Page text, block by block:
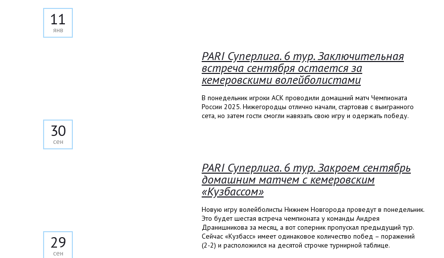
11
янв
30
сен
PARI Суперлига. 6 тур. Заключительная
встреча сентября остается за
кемеровскими волейболистами
В понедельник игроки АСК проводили домашний матч Чемпионата
России 2025. Нижегородцы отлично начали, стартовав с выигранного
сета, но затем гости смогли навязать свою игру и одержать победу.
29
сен
PARI Суперлига. 6 тур. Закроем сентябрь
домашним матчем с кемеровским
«Кузбассом»
Новую игру волейболисты Нижнем Новгорода проведут в понедельник.
Это будет шестая встреча чемпионата у команды Андрея
Дранишникова за месяц, а вот соперник пропускал предыдущий тур.
Сейчас «Кузбасс» имеет одинаковое количество побед – поражений
(2-2) и расположился на десятой строчке турнирной таблице.